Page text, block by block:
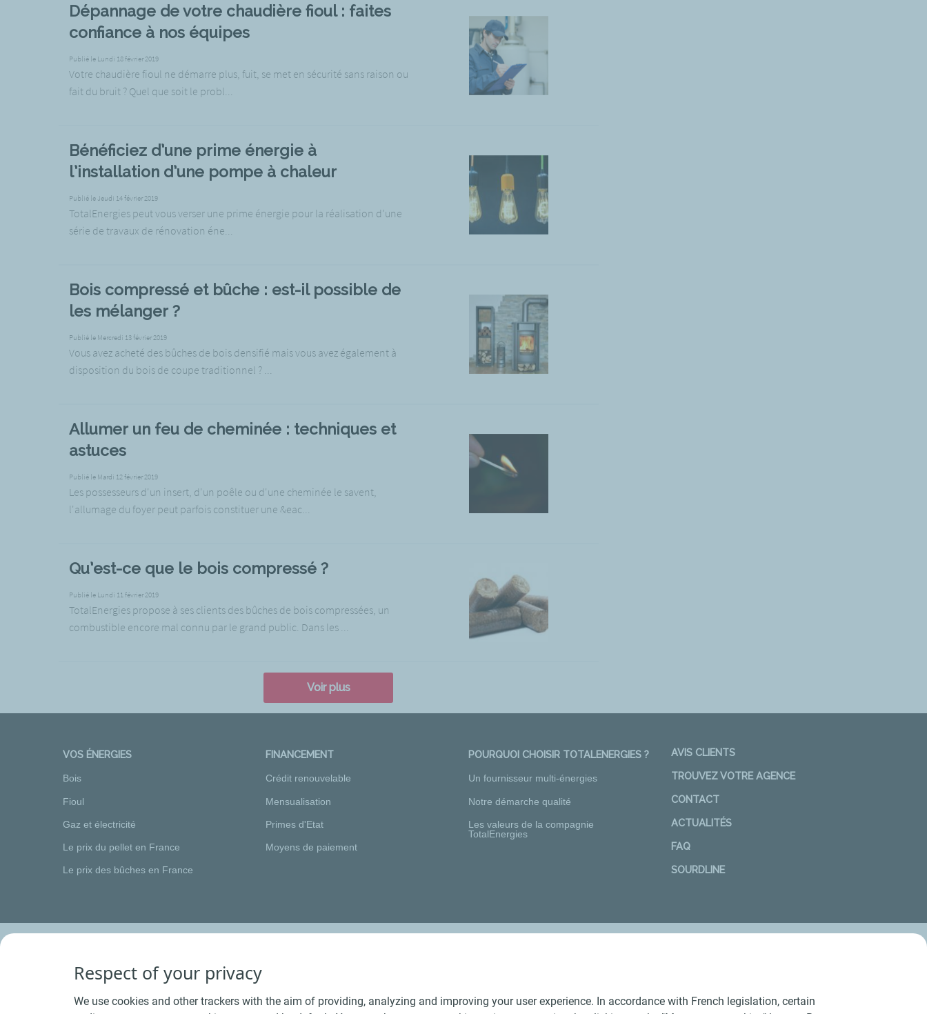
Dépannage de votre chaudière fioul : faites
confiance à nos équipes
Publié le Lundi 18 février 2019
Votre chaudière fioul ne démarre plus, fuit, se met en sécurité sans raison ou
fait du bruit ? Quel que soit le probl...
Bénéficiez d’une prime énergie à
l’installation d’une pompe à chaleur
Publié le Jeudi 14 février 2019
TotalEnergies peut vous verser une prime énergie pour la réalisation d’une
série de travaux de rénovation éne...
Bois compressé et bûche : est-il possible de
les mélanger ?
Publié le Mercredi 13 février 2019
Vous avez acheté des bûches de bois densifié mais vous avez également à
disposition du bois de coupe traditionnel ? ...
Allumer un feu de cheminée : techniques et
astuces
Publié le Mardi 12 février 2019
Les possesseurs d'un insert, d'un poêle ou d'une cheminée le savent,
l'allumage du foyer peut parfois constituer une &eac...
Qu’est-ce que le bois compressé ?
Publié le Lundi 11 février 2019
TotalEnergies propose à ses clients des bûches de bois compressées, un
combustible encore mal connu par le grand public. Dans les ...
Voir plus
VOS ÉNERGIES
Bois
Fioul
Gaz et électricité
Le prix du pellet en France
Le prix des bûches en France
FINANCEMENT
Crédit renouvelable
Mensualisation
Primes d'Etat
Moyens de paiement
POURQUOI CHOISIR TOTALENERGIES ?
Un fournisseur multi-énergies
Notre démarche qualité
Les valeurs de la compagnie
TotalEnergies
AVIS CLIENTS
TROUVEZ VOTRE AGENCE
CONTACT
ACTUALITÉS
FAQ
SOURDLINE
Respect of your privacy
We use cookies and other trackers with the aim of providing, analyzing and improving your user experience. In accordance with French legislation, certain